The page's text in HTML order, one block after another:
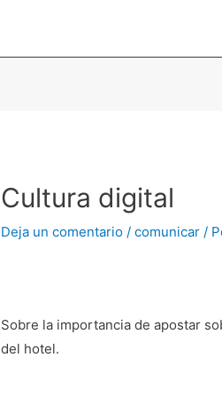
Cultura digital
Deja un comentario /comunicar /
Sobre la importancia de apostar
del hotel.